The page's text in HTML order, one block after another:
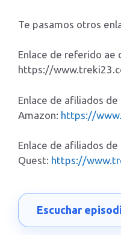
Te pasamos otros
Enlace de referido ae
https://
Enlace de afiliados de
Amazon: https://
Enlace de afiliados de
Quest: https://
Escuchar